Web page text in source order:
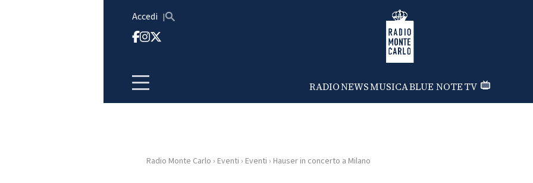
Accedi Radio Monte Carlo
RADIONEWSMUSICABLUE NOTETV
HOMERadio Monte Carlo › Eventi › Eventi › Hauser in concerto a Milano